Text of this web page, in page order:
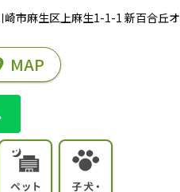
市麻生区上麻生1-1-1 新百合丘
MAP